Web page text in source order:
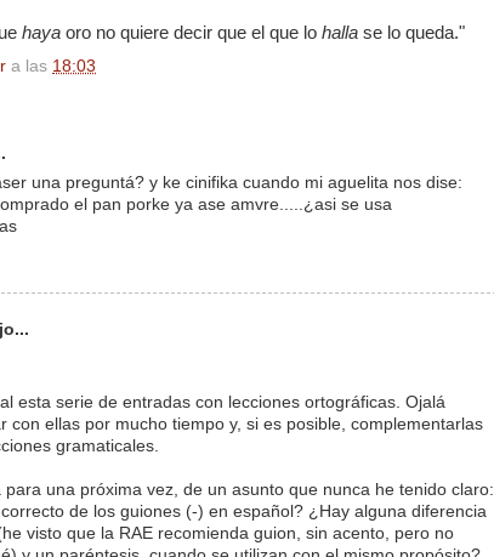
haya oro no quiere decir que el que lo halla se lo queda."
a las 18:03
una preguntá? y ke cinifika cuando mi aguelita nos dise:
el pan porke ya ase amvre.....¿asi se usa
esta serie de entradas con lecciones ortográficas. Ojalá
con ellas por mucho tiempo y, si es posible, complementarlas
gramaticales.
para una próxima vez, de un asunto que nunca he tenido claro:
de los guiones (-) en español? ¿Hay alguna diferencia
visto que la RAE recomienda guion, sin acento, pero no